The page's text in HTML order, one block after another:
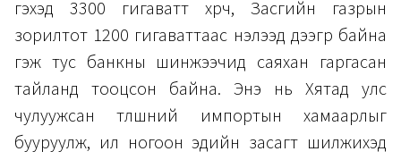
гэхэд 3300 гигаватт хүрч, Засгийн газрын
зорилтот 1200 гигаваттаас нэлээд дээгүүр байна
гэж тус банкны шинжээчид саяхан гаргасан
тайланд тооцсон байна. Энэ нь Хятад улс
чулуужсан түлшний импортын хамаарлыг
бууруулж, илүү ногоон эдийн засагт шилжихэд